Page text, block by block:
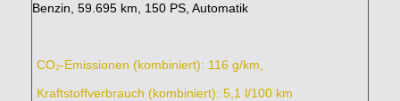
Benzin, 59.695 km, 150 PS, Automatik
CO₂-Emissionen (kombiniert): 116 g/km,
Kraftstoffverbrauch (kombiniert): 5,1 l/100 km